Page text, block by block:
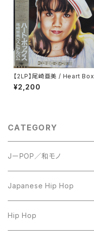
【2LP】尾崎亜美 / Heart Box
¥2,200
CATEGORY
JーPOP／和モノ
LP
7inch
Japanese Hip Hop
12inch
Hip Hop